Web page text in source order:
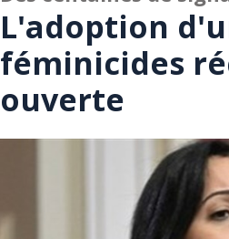
L'adoption
féminicides
ouverte